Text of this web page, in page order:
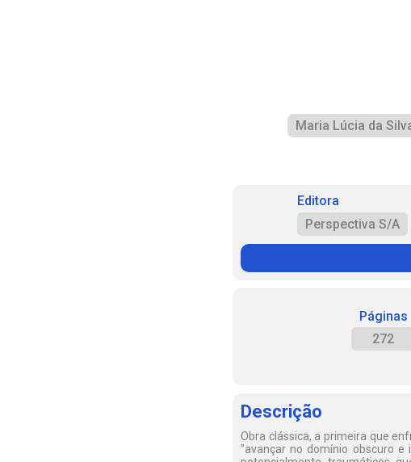
Maria Lúcia da
Editora
Perspectiva S/A
Páginas
272
Descrição
Obra clássica, a primeira que
"avançar no domínio obscuro e